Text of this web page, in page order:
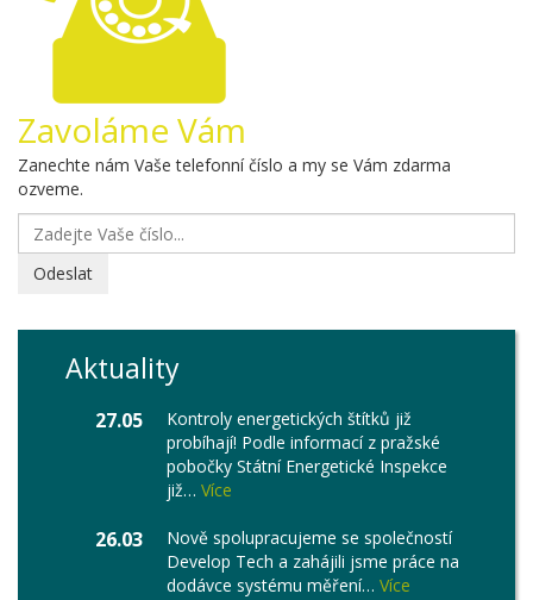
Zavoláme Vám
Zanechte nám Vaše telefonní číslo a my se Vám zdarma
ozveme.
Odeslat
Aktuality
27.05
Kontroly energetických štítků již
probíhají! Podle informací z pražské
pobočky Státní Energetické Inspekce
již… Více
26.03
Nově spolupracujeme se společností
Develop Tech a zahájili jsme práce na
dodávce systému měření… Více